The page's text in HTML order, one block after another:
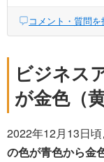
コメント・質問
ビジネス
が金色（
2022年12月13日頃
の色が青色から金